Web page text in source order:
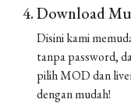
Download
Disini kami
tanpa password,
pilih MOD dan
dengan mudah!